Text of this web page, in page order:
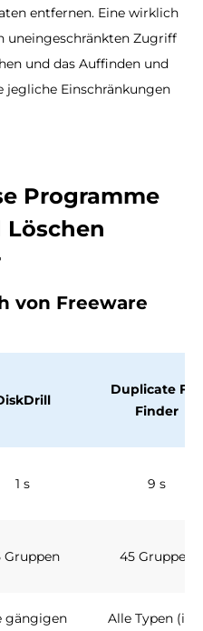
entfernen. Eine wirklich
uneingeschränkten Zugriff
und das Auffinden und
jegliche Einschränkungen
Programme
von Freeware
Duplicate File
Finder
1 s 9 s
Gruppen 45 Gruppen
gängigen
Alle Typen